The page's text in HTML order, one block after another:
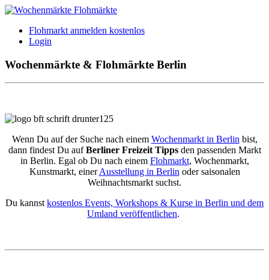
Flohmarkt anmelden kostenlos
Login
Wochenmärkte & Flohmärkte Berlin
Wenn Du auf der Suche nach einem Wochenmarkt in Berlinbist,
dann findest Du aufBerliner Freizeit Tippsden passenden Markt
in Berlin. Egal ob Du nach einem Flohmarkt, Wochenmarkt,
Kunstmarkt, einerAusstellung in Berlinoder saisonalen
Weihnachtsmarkt suchst.
Du kannstkostenlos Events, Workshops & Kurse in Berlin und dem
Umland veröffentlichen.